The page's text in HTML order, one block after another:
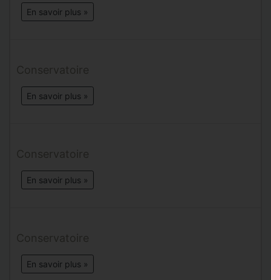
En savoir plus »
Conservatoire
En savoir plus »
Conservatoire
En savoir plus »
Conservatoire
En savoir plus »